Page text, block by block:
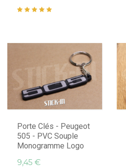
Porte Clés - Peugeot
505 - PVC Souple
Monogramme Logo
9,45 €